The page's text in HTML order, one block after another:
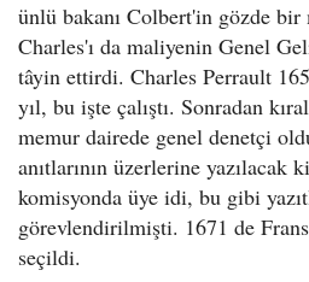
ünlü bakanı Colbert'in gözde
Charles'ı da maliyenin Genel
tâyin ettirdi. Charles Perrault
yıl, bu işte çalıştı. Sonradan
memur dairede genel denetçi
anıtlarının üzerlerine yazılacak
komisyonda üye idi, bu gibi
görevlendirilmişti. 1671 de
seçildi.